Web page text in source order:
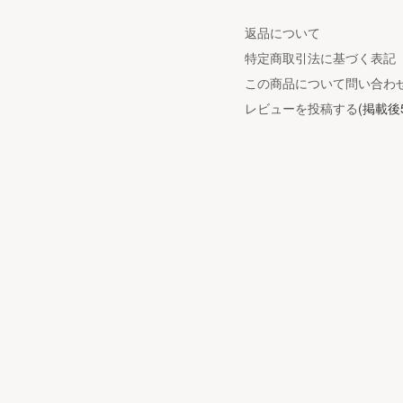
返品について
特定商取引法に基づく表記
この商品について問い合わ
レビューを投稿する(掲載